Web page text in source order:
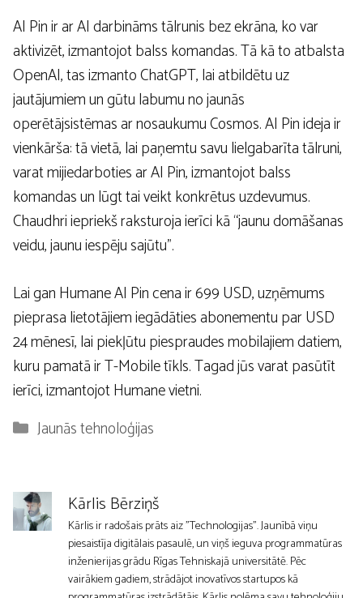
AI Pin ir ar AI darbināms tālrunis bez ekrāna, ko var
aktivizēt, izmantojot balss komandas. Tā kā to atbalsta
OpenAI, tas izmanto ChatGPT, lai atbildētu uz
jautājumiem un gūtu labumu no jaunās
operētājsistēmas ar nosaukumu Cosmos. AI Pin ideja ir
vienkārša: tā vietā, lai paņemtu savu lielgabarīta tālruni,
varat mijiedarboties ar AI Pin, izmantojot balss
komandas un lūgt tai veikt konkrētus uzdevumus.
Chaudhri iepriekš raksturoja ierīci kā “jaunu domāšanas
veidu, jaunu iespēju sajūtu”.
Lai gan Humane AI Pin cena ir 699 USD, uzņēmums
pieprasa lietotājiem iegādāties abonementu par USD
24 mēnesī, lai piekļūtu piespraudes mobilajiem datiem,
kuru pamatā ir T-Mobile tīkls. Tagad jūs varat pasūtīt
ierīci, izmantojot Humane vietni.
Kategorijas
Jaunās tehnoloģijas
Kārlis Bērziņš
Kārlis ir radošais prāts aiz "Technologijas". Jaunībā viņu
piesaistīja digitālais pasaulē, un viņš ieguva programmatūras
inženierijas grādu Rīgas Tehniskajā universitātē. Pēc
vairākiem gadiem, strādājot inovatīvos startupos kā